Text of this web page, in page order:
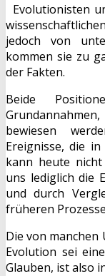
Evolutionisten
jedoch von
kommen sie zu
der Fakten.
Beide
bewiesen
Ereignisse, die
kann heute
uns lediglich die
und durch
früheren
Die von manchen
Evolution sei
Glauben, ist also